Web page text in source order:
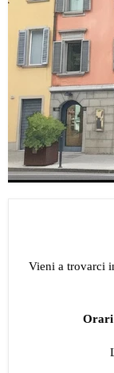
Vieni a trovarci
Orari